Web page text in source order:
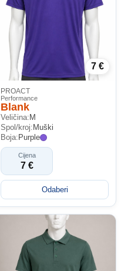
7 €
PROACT
Performance
Blank
Veličina: M
Spol/kroj: Muški
Boja: Purple
Cijena
7 €
Odaberi